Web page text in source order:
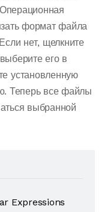
формат файла
нет, щелкните
его в
установленную
Теперь все файлы
выбранной
Expressions